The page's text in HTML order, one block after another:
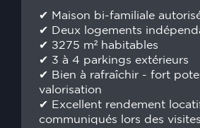
✔ Maison bi-familiale
✔ Deux logements
✔ ±275 m² habitables
✔ 3 à 4 parkings extérieurs
✔ Bien à rafraîchir - fort
valorisation
✔ Excellent rendement
communiqués lors des